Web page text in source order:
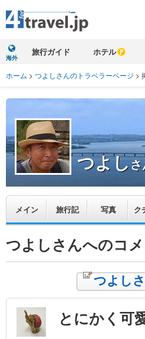
海外
旅行ガイド ホテル
ホーム > つよしさんのトラベラーページ >
つよし
メイン 旅行記 写真 ク
つよしさんへのコ
つよし
とにかく可